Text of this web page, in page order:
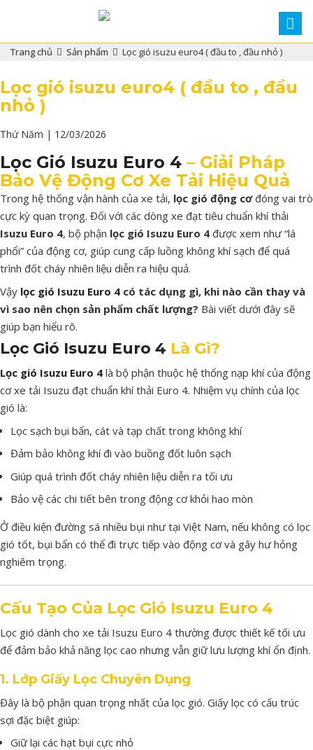
Trang chủ Sản phẩm Lọc gió isuzu euro4 ( đầu to , đầu nhỏ )
Lọc gió isuzu euro4 ( đầu to , đầu
nhỏ )
Thứ Năm | 12/03/2026
Lọc Gió Isuzu Euro 4 – Giải Pháp
Bảo Vệ Động Cơ Xe Tải Hiệu Quả
Trong hệ thống vận hành của xe tải, lọc gió động cơ đóng vai trò
cực kỳ quan trọng. Đối với các dòng xe đạt tiêu chuẩn khíthải
Isuzu Euro 4, bộ phận lọc gió Isuzu Euro 4 được xem như “lá
phổi” của động cơ, giúp cung cấp luồng không khísạch để quá
trình đốt cháy nhiên liệu diễn ra hiệu quả.
Vậy lọc gió Isuzu Euro 4 có tác dụng gì, khi nào cần thay và
vì sao nên chọn sản phẩm chất lượng? Bài viết dưới đây sẽ
giúp bạn hiểu rõ.
Lọc Gió Isuzu Euro 4 Là Gì?
Lọc gió Isuzu Euro 4 là bộ phận thuộc hệ thống nạp khícủa động
cơxe tải Isuzu đạt chuẩn khíthải Euro 4. Nhiệm vụ chính của lọc
gió là:
Lọc sạch bụi bẩn, cát và tạp chất trong không khí
Đảm bảo không khíđi vào buồng đốt luôn sạch
Giúp quá trình đốt cháy nhiên liệu diễn ra tối ưu
Bảo vệ các chi tiết bên trong động cơkhỏi hao mòn
Ở điều kiện đường sá nhiều bụi nhưtại Việt Nam, nếu không có lọc
gió tốt, bụi bẩn có thể đi trực tiếp vào động cơvà gây hưhỏng
nghiêm trọng.
Cấu Tạo Của Lọc Gió Isuzu Euro 4
Lọc gió dành cho xe tải Isuzu Euro 4 thường được thiết kế tối ưu
để đảm bảo khả năng lọc cao nhưng vẫn giữlưu lượng khíổn định.
1. Lớp Giấy Lọc Chuyên Dụng
Đây là bộ phận quan trọng nhất của lọc gió. Giấy lọc có cấu trúc
sợi đặc biệt giúp:
Giữlại các hạt bụi cực nhỏ